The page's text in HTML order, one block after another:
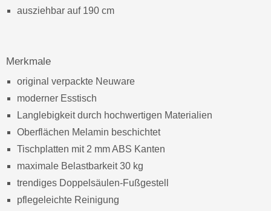
ausziehbar auf 190 cm
Merkmale
original verpackte Neuware
moderner Esstisch
Langlebigkeit durch hochwertigen Materialien
Oberflächen Melamin beschichtet
Tischplatten mit 2 mm ABS Kanten
maximale Belastbarkeit 30 kg
trendiges Doppelsäulen-Fußgestell
pflegeleichte Reinigung